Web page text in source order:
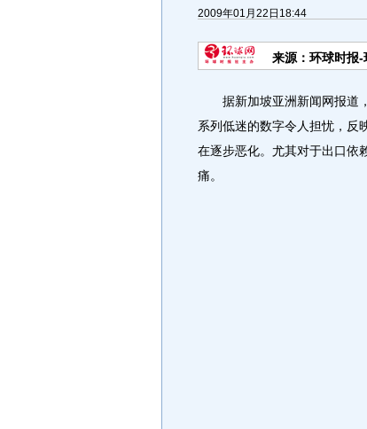
2009年01月22日18:44
来源：环球时报-
据新加坡亚洲新闻网报道，
系列低迷的数字令人担忧，反
在逐步恶化。尤其对于出口依
痛。